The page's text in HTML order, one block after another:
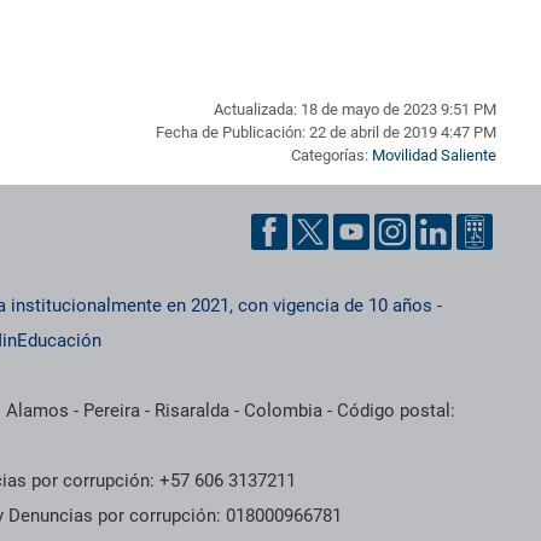
Actualizada: 18 de mayo de 2023 9:51 PM
Fecha de Publicación: 22 de abril de 2019 4:47 PM
Categorías: Movilidad Saliente
institucionalmente en 2021, con vigencia de 10 años -
Alamos - Pereira - Risaralda - Colombia - Código postal:
por corrupción: +57 606 3137211
por corrupción: 018000966781